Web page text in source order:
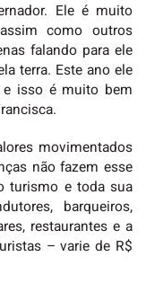
Ele é muito
como outros
falando para ele
terra. Este ano ele
isso é muito bem
movimentados
não fazem esse
turismo e toda sua
barqueiros,
restaurantes e a
– varie de R$